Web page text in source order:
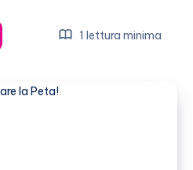
1 lettura minima